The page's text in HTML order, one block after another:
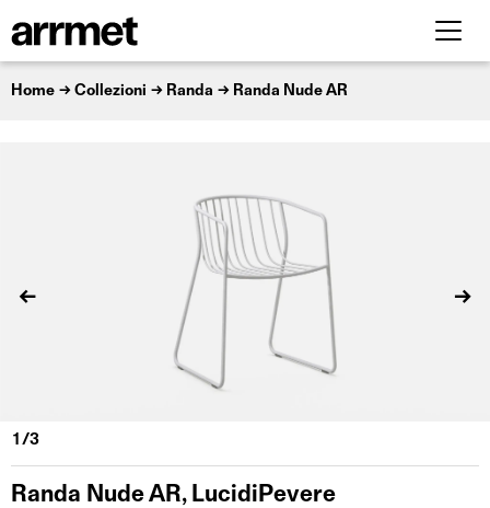
Home Collezioni Randa Randa Nude AR
Randa Nude AR, LucidiPevere